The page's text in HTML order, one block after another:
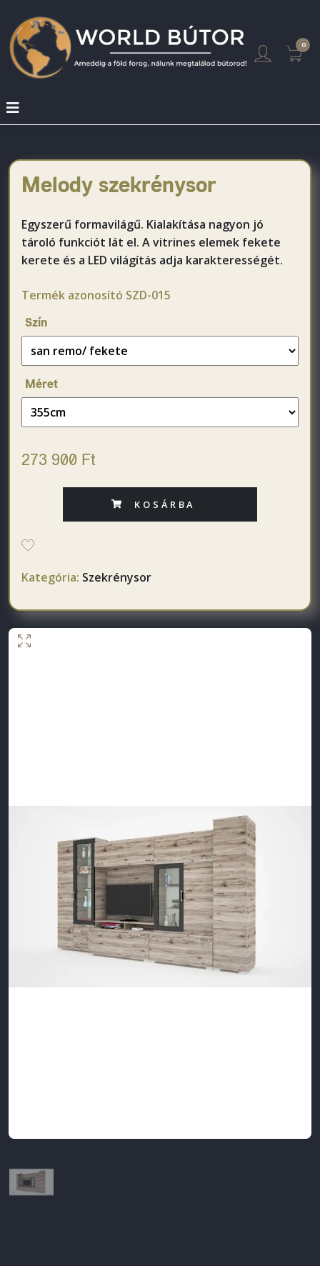
0
Melody szekrénysor
Egyszerű formavilágű. Kialakítása nagyon jó
tároló funkciót lát el. A vitrines elemek fekete
kerete és a LED világítás adja karakterességét.
Termék azonosító SZD-015
Szín
Méret
273 900 Ft
KOSÁRBA
Kategória: Szekrénysor